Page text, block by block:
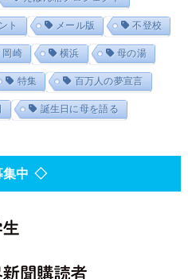
ト メール版 不登校
岡崎 横浜 母の湯
特集 百万人の夢宣言
誕生日に母を語る
中 ◇